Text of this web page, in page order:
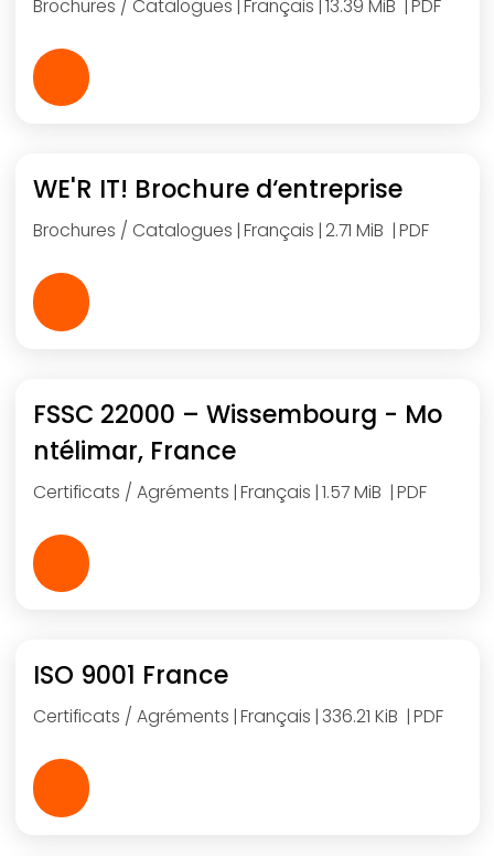
Brochures / Catalogues Français 13.39 MiB PDF
Brochures / Catalogues Français 2.71 MiB PDF
WE'R IT! Brochure d‘entreprise
Certificats / Agréments Français 1.57 MiB PDF
FSSC 22000 – Wissembourg - Mo
ntélimar, France
Certificats / Agréments Français 336.21 KiB PDF
ISO 9001 France